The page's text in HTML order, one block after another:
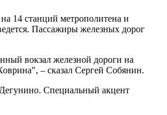
14 станций метрополитена и
Пассажиры железных дорог
вокзал железной дороги на
– сказал Сергей Собянин.
Специальный акцент